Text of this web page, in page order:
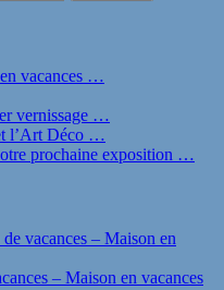
vacances …
vernissage …
l’Art Déco …
prochaine exposition …
vacances – Maison en
– Maison en vacances